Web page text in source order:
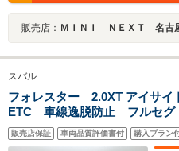
販売店： ＭＩＮＩ ＮＥＸＴ 名古
スバル
フォレスター 2.0XT アイサ
ETC 車線逸脱防止 フルセ
トヒーター レーダークルー
Bluetooth バックカメラ 衝
販売店保証 車両品質評価書付 購入プラン